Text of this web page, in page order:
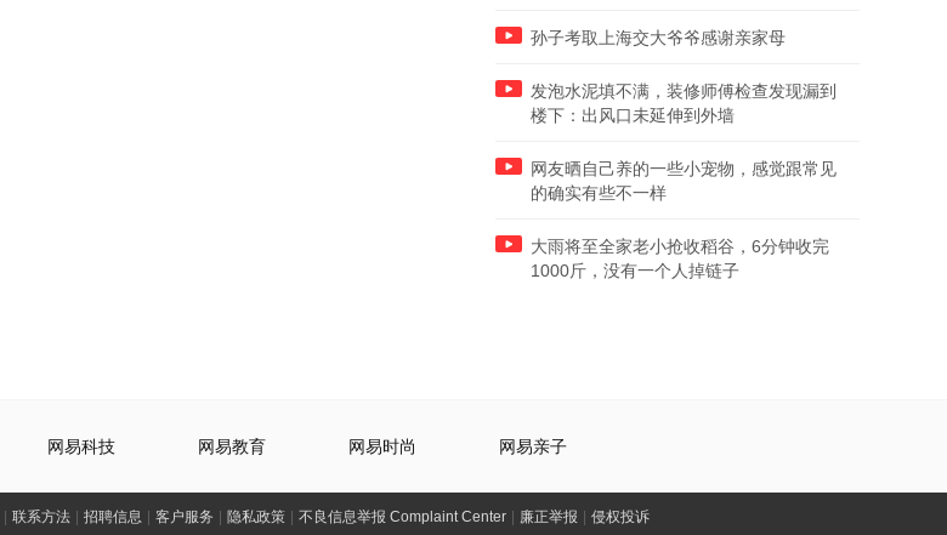
孙子考取上海交大爷爷感谢亲家母
发泡水泥填不满，装修师傅检查发现漏到
楼下：出风口未延伸到外墙
网友晒自己养的一些小宠物，感觉跟常见
的确实有些不一样
大雨将至全家老小抢收稻谷，6分钟收完
1000斤，没有一个人掉链子
网易科技 网易教育 网易时尚 网易亲子
联系方法 招聘信息 客户服务 隐私政策 不良信息举报 Complaint Center 廉正举报 侵权投诉